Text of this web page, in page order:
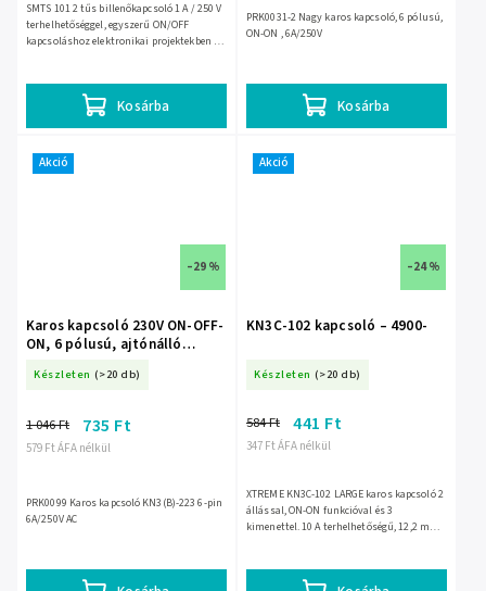
Kosárba
SMTS 101 2 tűs billenőkapcsoló 1 A / 250 V
terhelhetőséggel, egyszerű ON/OFF
kapcsoláshoz elektronikai projektekben és
Kosárba
PRK0031-2 Nagy karos kapcsoló, 6 pólusú,
ON-ON , 6A/250V
Akció
–29 %
Karos kapcsoló 230V ON-OFF-
ON, 6 pólusú, ajtónálló
Készleten (>20 db)
579 Ft ÁFA nélkül
1 046 Ft 735 Ft
PRK0099 Karos kapcsoló KN3(B)-223 6-pin
6A/250V AC
Akció
–24 %
KN3C-102 kapcsoló – 4900-
Készleten (>20 db)
347 Ft ÁFA nélkül
584 Ft 441 Ft
XTREME KN3C-102 LARGE karos kapcsoló 2
állással, ON-ON funkcióval és 3
kimenettel. 10 A terhelhetőségű, 12,2 mm-